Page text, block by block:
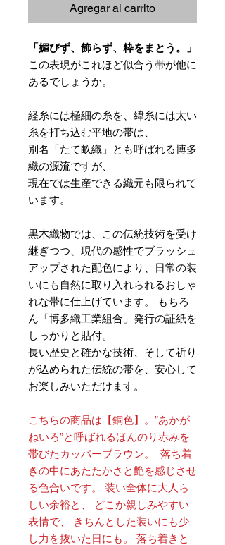
Agregar al carrito
「媚びず、飾らず、粋をまとう。」
この表現がこれほど似合う帯が他に
あるでしょうか。
経糸には極細の糸を、緯糸には太い
糸を打ち込む平地の帯は、
別名「たて畝織」とも呼ばれる博多
織の源流ですが、
現在では生産できる織元も限られて
います。
黒木織物では、この伝統技術を受け
継ぎつつ、現代の感性でブラッシュ
アップされた配色により、日常の装
いにも自然に取り入れられるおしゃ
れな帯に仕上げています。 もちろ
ん「博多織工業組合」発行の証紙を
しっかりと貼付。
長い歴史と確かな技術、そして祈り
が込められた伝統の帯を、安心して
お楽しみいただけます。
こちらの商品は【銅色】。”あかが
ねいろ”と呼ばれるほんのり赤みを
帯びたカッパーブラウン。 落ち着
きの中にあたたかさと艶を感じさせ
る色合いです。 装い全体に大人ら
しい余裕と、 どこか親しみやすい
表情で、 きちんとした装いにも少
し力を抜いた日にも。 落ち着きと